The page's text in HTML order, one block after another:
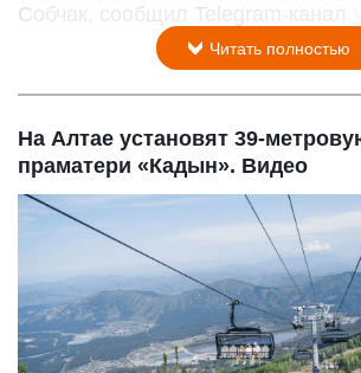
Собчак, сообщил Telegram-канал
Читать полностью
На Алтае установят 39-
праматери «Кадын». Видео